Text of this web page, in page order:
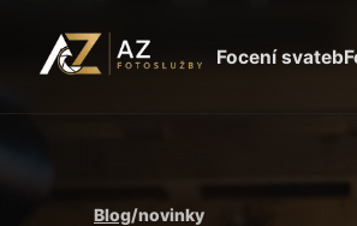
Focení svateb
Blog/novinky